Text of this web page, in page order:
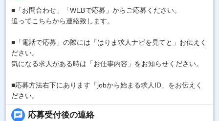
■「お問合わせ」「WEBで応募」からご応募ください。
追ってこちらから連絡致します。
■「電話で応募」の際には「はりま求人ナビを見てと」お伝えく
ださい。
気になる求人がある時は「お仕事内容」をお知らせください。
■応募方法右下にあります「jobから始まる求人ID」をお伝えく
ださい。
chat 応募受付後の連絡